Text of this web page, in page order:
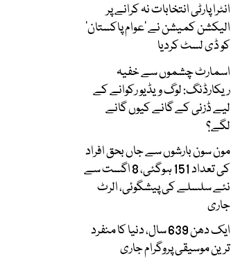
انٹرا پارٹی انتخابات نہ کرانے پر
الیکشن کمیشن نے ’عوام پاکستان‘
کو ڈی لسٹ کردیا
اسمارٹ چشموں سے خفیہ
ریکارڈنگ: لوگ ویڈیو رکوانے کے
لیے ڈزنی کے گانے کیوں گانے
لگے؟
مون سون بارشوں سے جاں بحق افراد
کی تعداد 151 ہوگئی، 8 اگست سے
نئے سلسلے کی پیشگوئی، الرٹ
جاری
ایک دھن 639 سال، دنیا کا منفرد
ترین موسیقی پروگرام جاری